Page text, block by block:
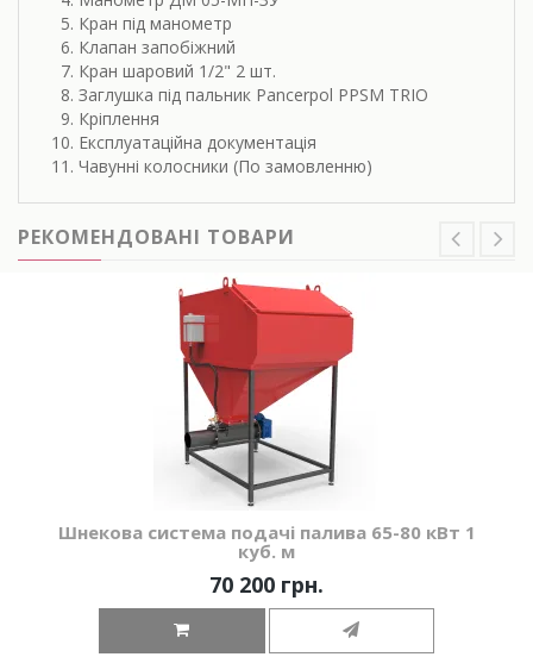
Кран під манометр
Клапан запобіжний
Кран шаровий 1/2" 2 шт.
Заглушка під пальник Pancerpol PPSM TRIO
Кріплення
Експлуатаційна документація
Чавунні колосники (По замовленню)
РЕКОМЕНДОВАНІ ТОВАРИ
Шнекова система подачі палива 65-80 кВт 1
куб. м
70 200 грн.